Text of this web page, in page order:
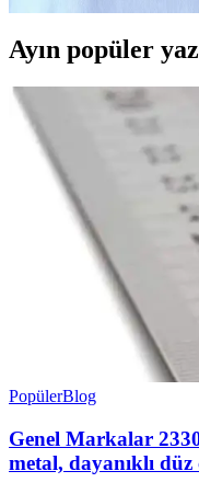
Ayın popüler
PopülerBlog
Genel Markalar
metal, dayanıklı